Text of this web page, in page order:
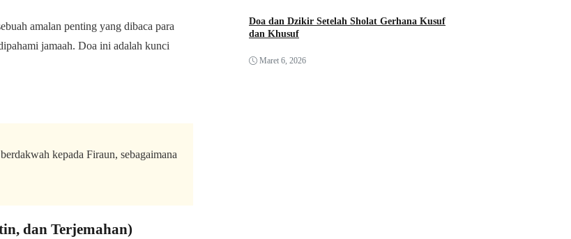
amalan penting yang dibaca para
jamaah. Doa ini adalah kunci
kepada Firaun, sebagaimana
dan Terjemahan)
Doa dan Dzikir Setelah Sholat Gerhana Kusuf
dan Khusuf
Maret 6, 2026